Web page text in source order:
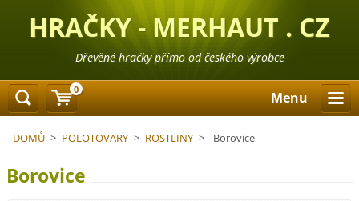
HRAČKY - MERHAUT . CZ
Dřevěné hračky přímo od českého výrobce
Menu
DOMŮ > POLOTOVARY > ROSTLINY > Borovice
Borovice
0